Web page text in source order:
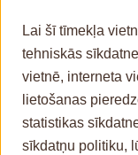
Lai šī tīmekļa
tehniskās
vietnē, interneta
lietošanas
statistikas
sīkdatņu politiku,